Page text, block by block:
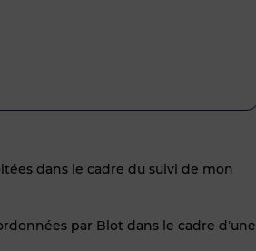
dans le cadre du suivi de mon
par Blot dans le cadre d’une